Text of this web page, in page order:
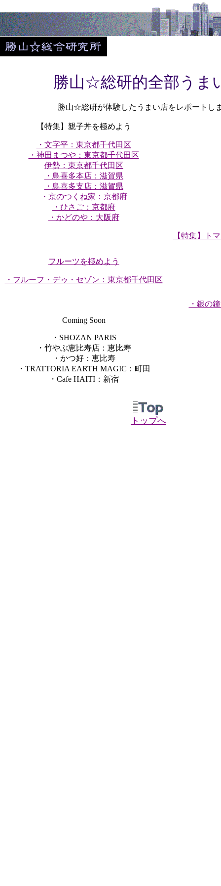
勝山☆総研的全部うま
勝山☆総研が体験したうまい店をレポートし
【特集】親子丼を極めよう
・文字平：東京都千代田区
・神田まつや：東京都千代田区
伊勢：東京都千代田区
・鳥喜多本店：滋賀県
・鳥喜多支店：滋賀県
・京のつくね家：京都府
・ひさご：京都府
・かどのや：大阪府
【特集】ト
フルーツを極めよう
・フルーフ・デゥ・セゾン：東京都千代田区
・銀の
Coming Soon
・SHOZAN PARIS
・竹やぶ恵比寿店：恵比寿
・かつ好：恵比寿
・TRATTORIA EARTH MAGIC：町田
・Cafe HAITI：新宿
トップへ